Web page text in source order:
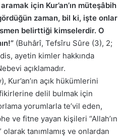
için Kur’an’ın müteşâbih
zaman, bil ki, işte onlar
belirttiği kimselerdir. O
(Buhârî, Tefsîru Sûre (3), 2;
ayetin kimler hakkında
açıklamadır.
Kur’an’ın açık hükümlerini
delil bulmak için
yorumlarla te’vil eden,
ve fitne yayan kişileri “Allah’ın
tanımlamış ve onlardan